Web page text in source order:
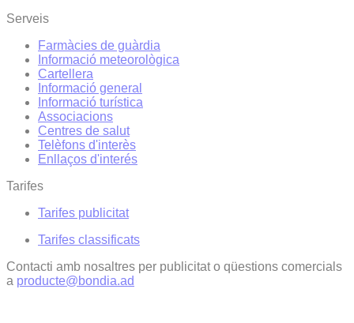
Serveis
Farmàcies de guàrdia
Informació meteorològica
Cartellera
Informació general
Informació turística
Associacions
Centres de salut
Telèfons d'interès
Enllaços d'interés
Tarifes
Tarifes publicitat
Tarifes classificats
Contacti amb nosaltres per publicitat o qüestions comercials
a producte@bondia.ad